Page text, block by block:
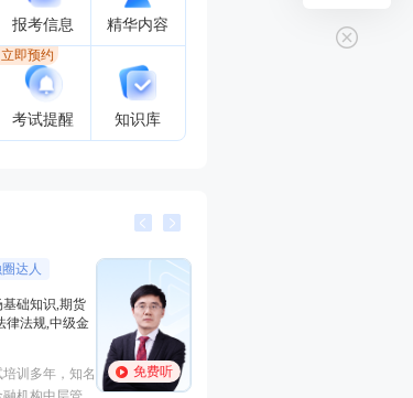
报考信息 精华内容
考试提醒
立即预约
知识库
李泽瑞 金融培训高级讲师
主讲：证券投资顾问业务,发布
证券研究报告业务(证券分析师),
初级个人贷款,中级个人贷款,期
经济学硕士、金融培训高级讲